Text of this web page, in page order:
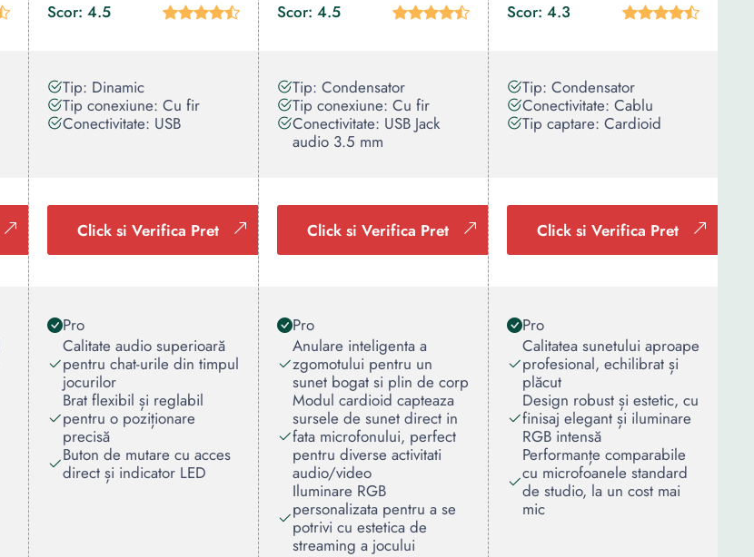
Scor: 4.5
Tip: Dinamic
Tip conexiune: Cu fir
Conectivitate: USB
Click si Verifica Pret
Pro
Calitate audio superioară
pentru chat-urile din timpul
jocurilor
Brat flexibil și reglabil
pentru o poziționare
precisă
Buton de mutare cu acces
direct și indicator LED
Scor: 4.5
Tip: Condensator
Tip conexiune: Cu fir
Conectivitate: USB Jack
audio 3.5 mm
Click si Verifica Pret
Pro
Anulare inteligenta a
zgomotului pentru un
sunet bogat si plin de corp
Modul cardioid capteaza
sursele de sunet direct in
fata microfonului, perfect
pentru diverse activitati
audio/video
Iluminare RGB
personalizata pentru a se
potrivi cu estetica de
streaming a jocului
Scor: 4.3
Tip: Condensator
Conectivitate: Cablu
Tip captare: Cardioid
Click si Verifica Pret
Pro
Calitatea sunetului aproape
profesional, echilibrat și
plăcut
Design robust și estetic, cu
finisaj elegant și iluminare
RGB intensă
Performanțe comparabile
cu microfoanele standard
de studio, la un cost mai
mic